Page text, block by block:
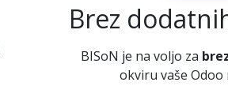
Brez
BISoN je na voljo za
okviru vaše Odoo